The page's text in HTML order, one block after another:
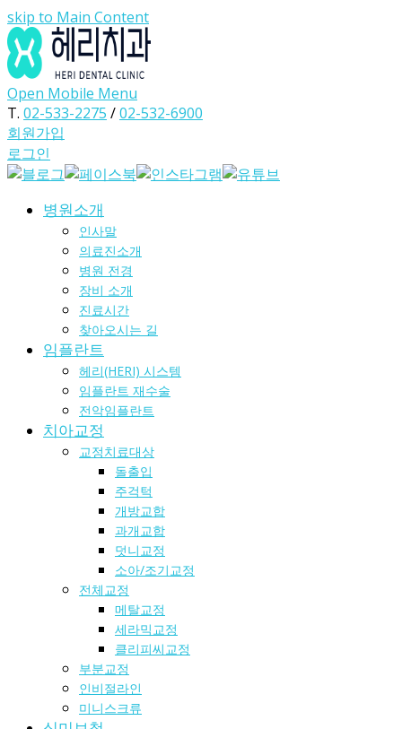
skip to Main Content
Open Mobile Menu
T. 02-533-2275 /02-532-6900
회원가입
로그인
병원소개
인사말
의료진소개
병원 전경
장비 소개
진료시간
찾아오시는 길
임플란트
헤리(HERI) 시스템
임플란트 재수술
전악임플란트
치아교정
교정치료대상
돌출입
주걱턱
개방교합
과개교합
덧니교정
소아/조기교정
전체교정
메탈교정
세라믹교정
클리피씨교정
부분교정
인비절라인
미니스크류